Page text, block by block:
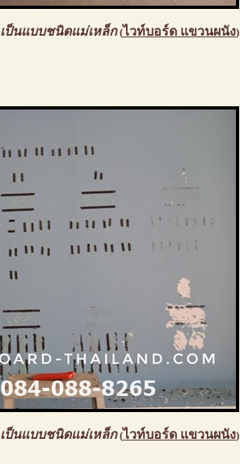
เป็นแบบชนิดแม่เหล็ก(ไวท์บอร์ด แขวนผนัง)
เป็นแบบชนิดแม่เหล็ก(ไวท์บอร์ด แขวนผนัง)